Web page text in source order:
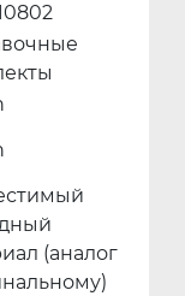
(аналог